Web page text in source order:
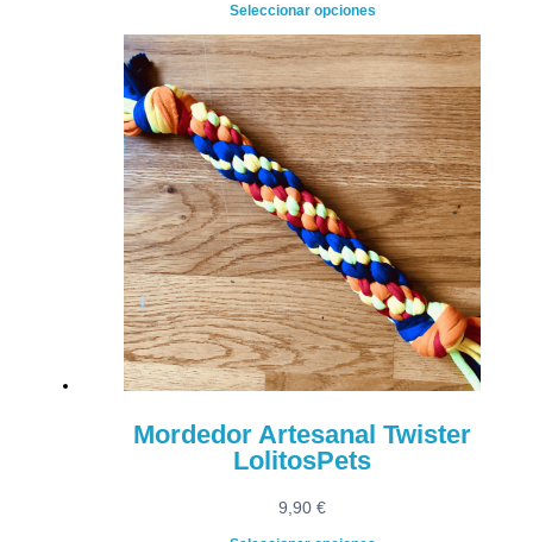
Seleccionar opciones
Mordedor Artesanal Twister
LolitosPets
9,90 €